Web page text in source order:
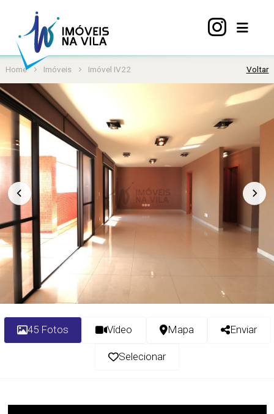
Home
A
Vila
Mariana
Imóveis
Vila
Sobre
nós
Contato
Home Imóveis Imóvel IV22 Voltar
45 Fotos Vídeo Mapa Enviar
Selecionar